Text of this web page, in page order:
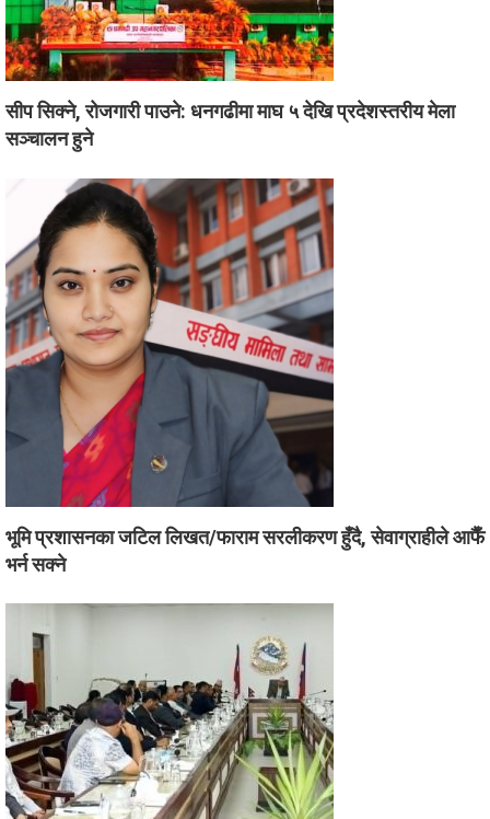
सीप सिक्ने, रोजगारी पाउने: धनगढीमा माघ ५ देखि प्रदेशस्तरीय मेला
सञ्चालन हुने
भूमि प्रशासनका जटिल लिखत/फाराम सरलीकरण हुँदै, सेवाग्राहीले आफैँ
भर्न सक्ने